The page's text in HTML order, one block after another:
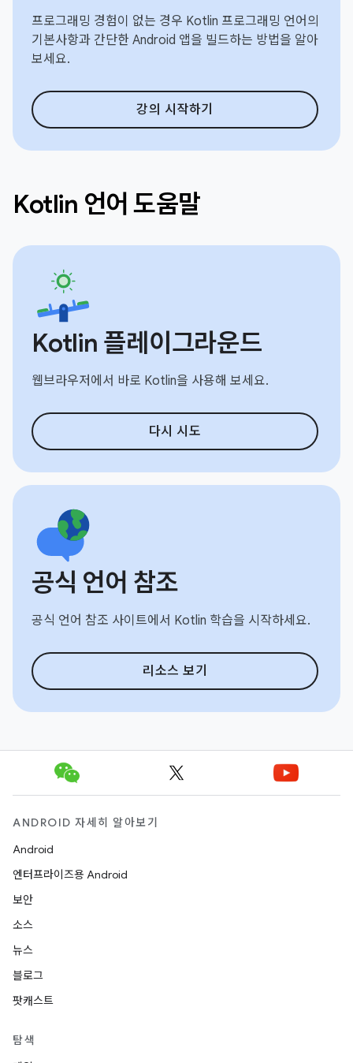
프로그래밍 경험이 없는 경우 Kotlin 프로그래밍 언어의
기본사항과 간단한 Android 앱을 빌드하는 방법을 알아
보세요.
강의 시작하기
Kotlin 언어 도움말
Kotlin 플레이그라운드
웹브라우저에서 바로 Kotlin을 사용해 보세요.
다시 시도
공식 언어 참조
공식 언어 참조 사이트에서 Kotlin 학습을 시작하세요.
리소스 보기
ANDROID 자세히 알아보기
Android
엔터프라이즈용 Android
보안
소스
뉴스
블로그
팟캐스트
탐색